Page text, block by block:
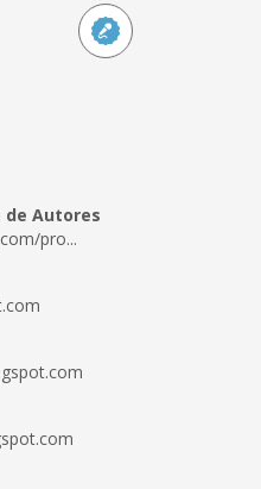
de Autores
pro...